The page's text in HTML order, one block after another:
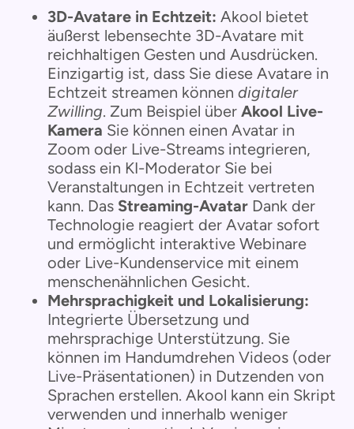
3D-Avatare in Echtzeit: Akool bietet
äußerst lebensechte 3D-Avatare mit
reichhaltigen Gesten und Ausdrücken.
Einzigartig ist, dass Sie diese Avatare in
Echtzeit streamen können digitaler
Zwilling. Zum Beispiel über Akool Live-
Kamera Sie können einen Avatar in
Zoom oder Live-Streams integrieren,
sodass ein KI-Moderator Sie bei
Veranstaltungen in Echtzeit vertreten
kann. Das Streaming-Avatar Dank der
Technologie reagiert der Avatar sofort
und ermöglicht interaktive Webinare
oder Live-Kundenservice mit einem
menschenähnlichen Gesicht.
Mehrsprachigkeit und Lokalisierung:
Integrierte Übersetzung und
mehrsprachige Unterstützung. Sie
können im Handumdrehen Videos (oder
Live-Präsentationen) in Dutzenden von
Sprachen erstellen. Akool kann ein Skript
verwenden und innerhalb weniger